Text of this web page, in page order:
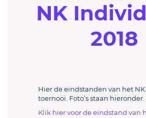
NK
2018
Hier de eindstanden van het
toernooi. Foto’s staan hieronder.
Klik hier voor de eindstand van